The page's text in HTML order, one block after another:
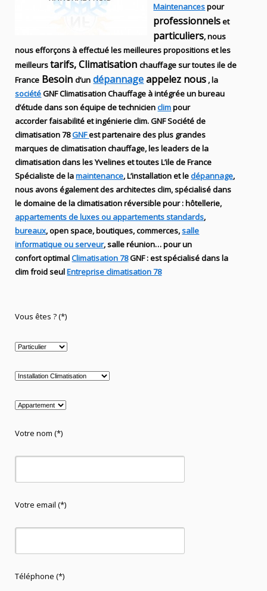
Maintenancespour
professionnelset
particuliers, nous
nous efforçons à effectué les meilleures propositions et les
meilleurstarifs, Climatisationchauffage sur toutes ile de
France Besoind’un dépannageappelez nous , la
sociétéGNFClimatisation Chauffage à intégrée un bureau
d’étude dans son équipe de technicienclimpour
accorder faisabilité et ingénierieclim.GNFSociété de
climatisation 78GNFest partenaire des plus grandes
marques declimatisation chauffage, les leadersde la
climatisation dans les Yvelines et toutes L’ile de France
Spécialiste delamaintenance, L’installationet ledépannage,
nous avons également des architectes clim,spécialisé dans
le domaine de laclimatisation réversiblepour : hôtellerie,
appartements de luxes ou appartements standards,
bureaux, open space, boutiques, commerces,salle
informatique ou serveur, salle réunion… pour un
confort optimalClimatisation 78GNF:estspécialisédans la
climfroid seulEntreprise climatisation 78
Vous êtes ? (*)
Votre nom (*)
Votre email (*)
Téléphone (*)